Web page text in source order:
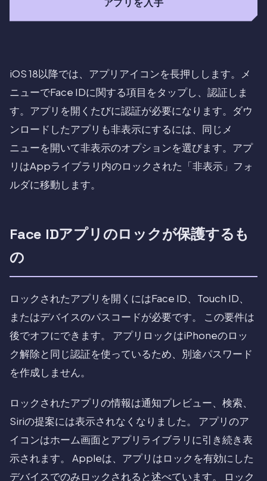
iOS 18以降では、アプリアイコンを長押しします。メ
ニューでFace IDに関する項目をタップし、認証しま
す。アプリを開くたびに認証が必要になります。ダウ
ンロードしたアプリも非表示にするには、同じメ
ニューを開いて非表示のオプションを選びます。アプ
リはAppライブラリ内のロックされた「非表示」フォ
ルダに移動します。
Face IDアプリのロックが保護するも
の
ロックされたアプリを開くにはFace ID、Touch ID、
またはデバイスのパスコードが必要です。 この要件は
後でオフにできます。 アプリロックはiPhoneのロッ
ク解除と同じ認証を使っているため、別途パスワード
を作成しません。
ロックされたアプリの情報は通知プレビュー、検索、
Siriの提案には表示されなくなりました。 アプリのア
イコンはホーム画面とアプリライブラリに引き続き表
示されます。 Appleは、アプリはロックを有効にした
デバイスでのみロックされると述べています。 ロック